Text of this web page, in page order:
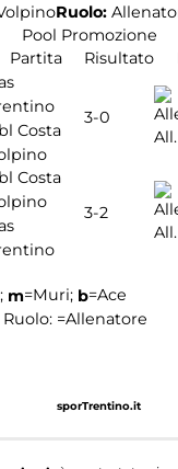
Ruolo:
Pool Promozione
Partita Risultato
Costa
3-0
All.
Costa
3-2
All.
m=Muri; b=Ace
Ruolo: =Allenatore